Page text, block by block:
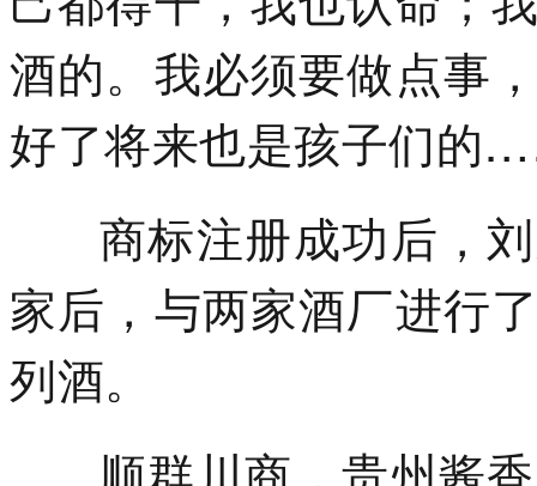
酒的。我必须要做点事
好了将来也是孩子们的
商标注册成功后，刘
家后，与两家酒厂进行
列酒。
顺群川商，贵州酱香